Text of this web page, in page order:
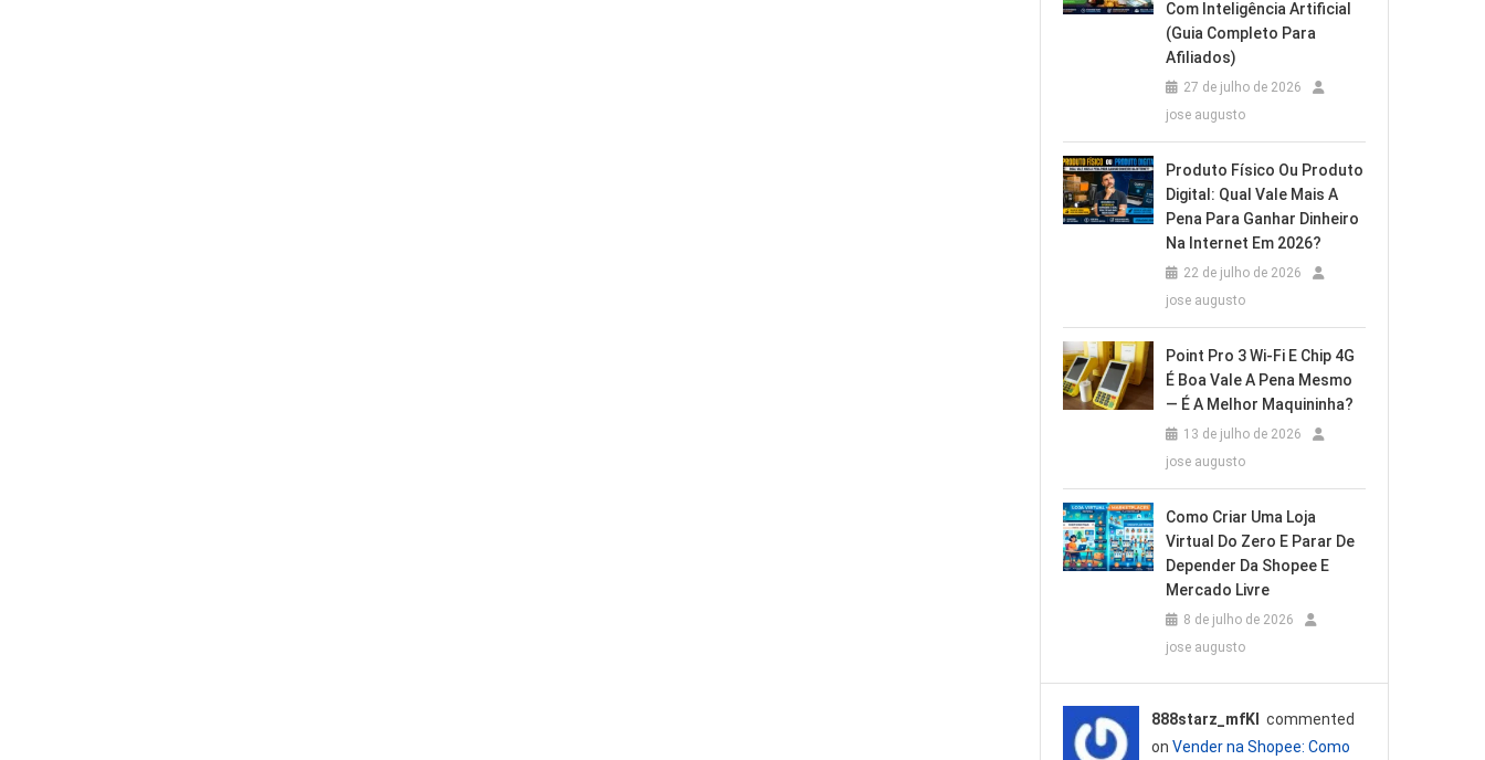
Com Inteligência Artificial
(Guia Completo Para
Afiliados)
27 de julho de 2026
jose augusto
Produto Físico Ou Produto
Digital: Qual Vale Mais A
Pena Para Ganhar Dinheiro
Na Internet Em 2026?
22 de julho de 2026
jose augusto
Point Pro 3 Wi‑Fi E Chip 4G
É Boa Vale A Pena Mesmo
— É A Melhor Maquininha?
13 de julho de 2026
jose augusto
Como Criar Uma Loja
Virtual Do Zero E Parar De
Depender Da Shopee E
Mercado Livre
8 de julho de 2026
jose augusto
888starz_mfKl
commented
on Vender na Shopee: Como